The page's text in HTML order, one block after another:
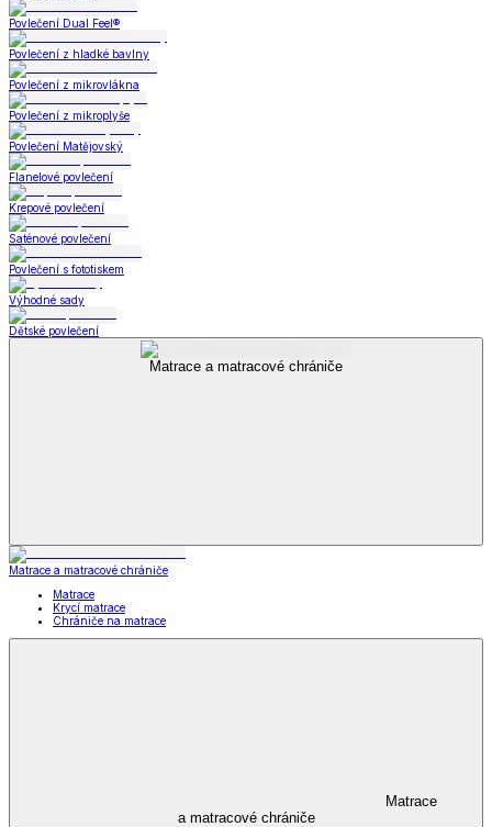
Povlečení Dual Feel®
Povlečení z hladké bavlny
Povlečení z mikrovlákna
Povlečení z mikroplyše
Povlečení Matějovský
Flanelové povlečení
Krepové povlečení
Saténové povlečení
Povlečení s fototiskem
Výhodné sady
Dětské povlečení
Matrace a matracové chrániče
Matrace a matracové chrániče
Matrace
Krycí matrace
Chrániče na matrace
Matrace
a matracové chrániče